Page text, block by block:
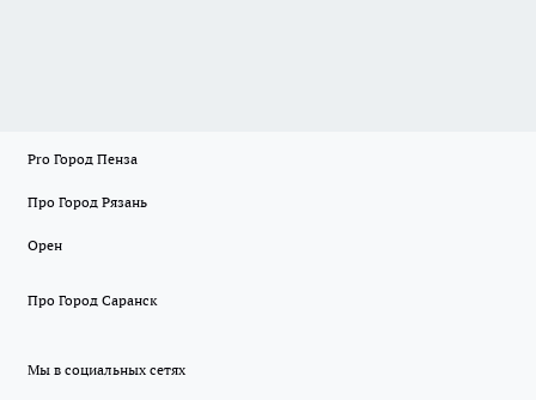
Pro Город Пенза
Про Город Рязань
Орен
Про Город Саранск
Мы в социальных сетях